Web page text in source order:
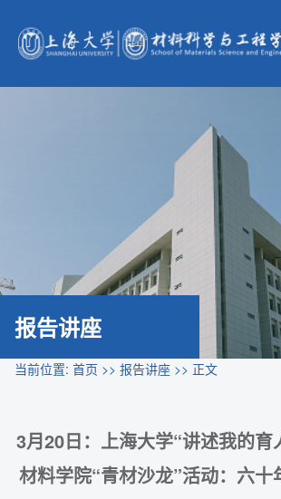
报告讲座
当前位置: 首页 >> 报告讲座 >> 正文
3月20日：上海大学“讲述我的育
材料学院“青材沙龙”活动：六十